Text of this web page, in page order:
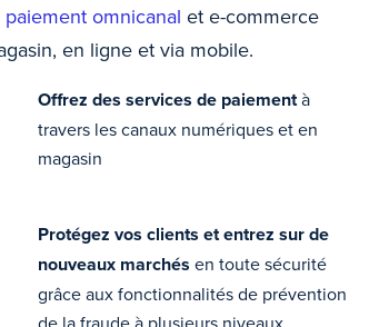
omnicanal et e-commerce
en ligne et via mobile.
Offrez des services de paiementà
travers les canaux numériques et en
magasin
Protégez vos clients et entrez sur de
nouveaux marchés en toute sécurité
grâce aux fonctionnalités de prévention